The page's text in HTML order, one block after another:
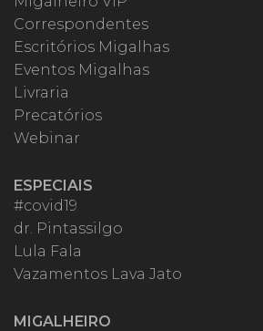
Correspondentes
Escritórios Migalhas
Eventos Migalhas
Livraria
Precatórios
Webinar
ESPECIAIS
#covid19
dr. Pintassilgo
Lula Fala
Vazamentos Lava Jato
MIGALHEIRO